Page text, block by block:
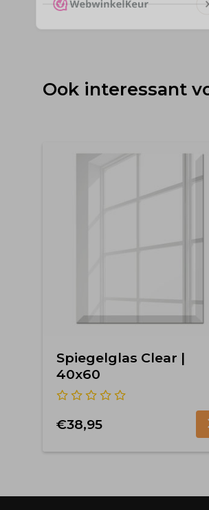
Ook interessant
Spiegelglas Clear |
40x60
€38,95